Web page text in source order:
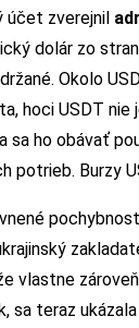
účet zverejnil
dolár zo
Okolo
hoci USDT nie
sa ho obávať
potrieb. Burzy
vlastne
sa teraz